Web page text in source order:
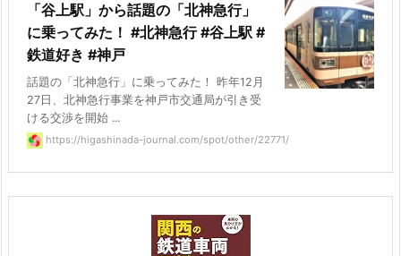
「谷上駅」から話題の「北神急行」
に乗ってみた！ #北神急行 #谷上駅 #
鉄道好き #神戸
話題の「北神急行」に乗ってみた！ 昨年12月
27日、北神急行事業を神戸市交通局が引き受
ける交渉を開始 ...
https://higashinada-journal.com/spot/other/22771/